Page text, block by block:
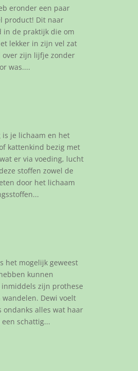
eronder een paar
product! Dit naar
in de praktijk die om
lekker in zijn vel zat
over zijn lijfje zonder
was....
is je lichaam en het
kattenkind bezig met
er via voeding, lucht
stoffen zowel de
door het lichaam
het mogelijk geweest
kunnen
zijn prothese
Dewi voelt
alles wat haar
schattig...